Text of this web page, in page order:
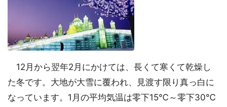
12月から翌年2月にかけては、長くて寒くて乾燥し
た冬です。大地が大雪に覆われ、見渡す限り真っ白に
なっています。1月の平均気温は零下15℃～零下30℃